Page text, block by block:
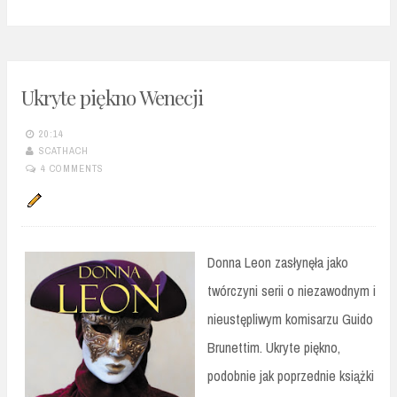
Ukryte piękno Wenecji
20:14
SCATHACH
4 COMMENTS
Donna Leon zasłynęła jako
twórczyni serii o niezawodnym i
nieustępliwym komisarzu Guido
Brunettim. Ukryte piękno,
podobnie jak poprzednie książki